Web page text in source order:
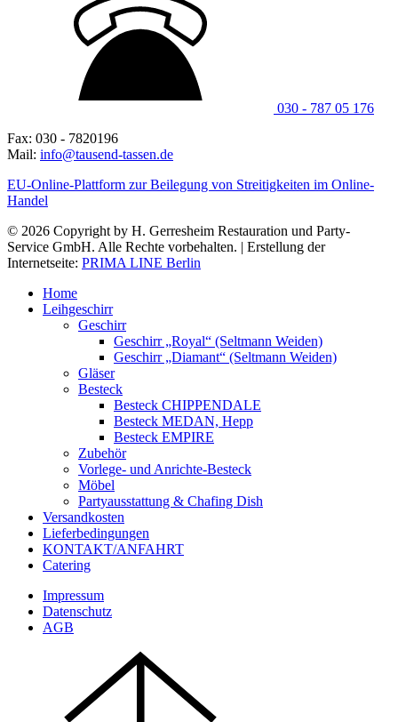
030 - 787 05 176
Fax: 030 - 7820196
Mail: info@tausend-tassen.de
EU-Online-Plattform zur Beilegung von Streitigkeiten im Online-
Handel
© 2026 Copyright by H. Gerresheim Restauration und Party-
Service GmbH. Alle Rechte vorbehalten. | Erstellung der
Internetseite: PRIMA LINE Berlin
Home
Leihgeschirr
Geschirr
Geschirr „Royal“ (Seltmann Weiden)
Geschirr „Diamant“ (Seltmann Weiden)
Gläser
Besteck
Besteck CHIPPENDALE
Besteck MEDAN, Hepp
Besteck EMPIRE
Zubehör
Vorlege- und Anrichte-Besteck
Möbel
Partyausstattung & Chafing Dish
Versandkosten
Lieferbedingungen
KONTAKT/ANFAHRT
Catering
Impressum
Datenschutz
AGB